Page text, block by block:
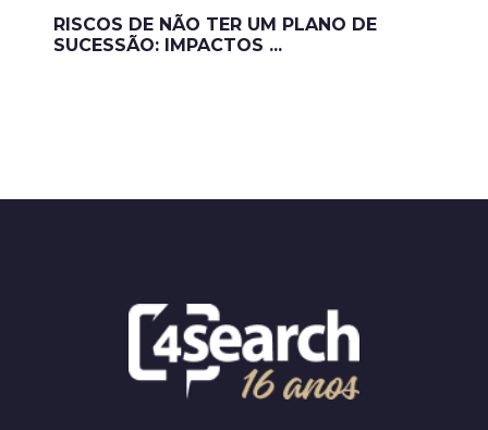
RISCOS DE NÃO TER UM PLANO DE
SUCESSÃO: IMPACTOS ...